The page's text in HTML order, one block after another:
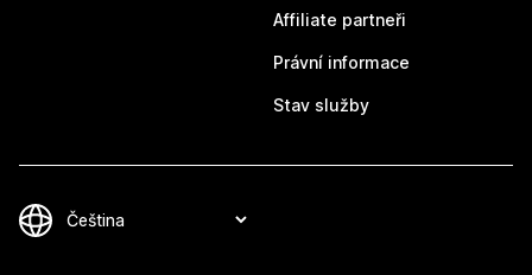
Affiliate partneři
Právní informace
Stav služby